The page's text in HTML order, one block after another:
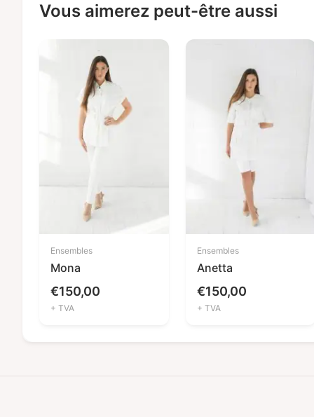
Vous aimerez peut-être aussi
Ensembles
Mona
€150,00
+ TVA
Ensembles
Anetta
€150,00
+ TVA